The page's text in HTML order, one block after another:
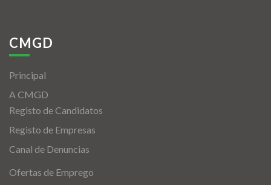
CMGD
Principal
A CMGD
Registo de Candidatos
Registo de Empresas
Canal de Denuncias
Ofertas de Emprego